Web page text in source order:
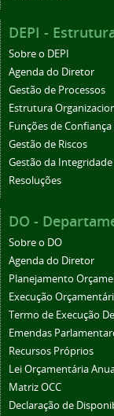
DEPI -
Sobre o DEPI
Agenda do Diretor
Gestão de Processos
Estrutura
Funções de
Gestão de Riscos
Gestão da Integridade
Resoluções
DO -
Sobre o DO
Agenda do Diretor
Planejamento
Execução
Termo de Execução
Emendas
Recursos Próprios
Lei Orçamentária
Matriz OCC
Declaração de